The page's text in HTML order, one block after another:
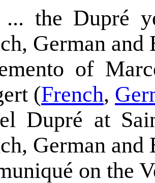
... the Dupré
German and
of
(French,
Dupré at
German and
on the